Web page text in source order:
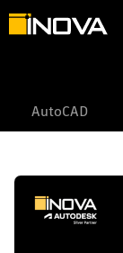
AutoCAD